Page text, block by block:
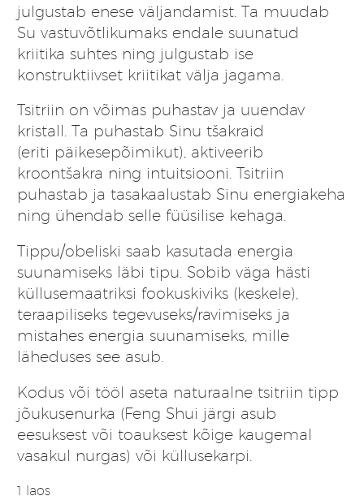
julgustab enese väljandamist. Ta muudab
Su vastuvõtlikumaks endale suunatud
kriitika suhtes ning julgustab ise
konstruktiivset kriitikat välja jagama.
Tsitriin on võimas puhastav ja uuendav
kristall. Ta puhastab Sinu tšakraid
(eriti päikesepõimikut), aktiveerib
kroontšakra ning intuitsiooni. Tsitriin
puhastab ja tasakaalustab Sinu energiakeha
ning ühendab selle füüsilise kehaga.
Tippu/obeliski saab kasutada energia
suunamiseks läbi tipu. Sobib väga hästi
küllusemaatriksi fookuskiviks (keskele),
teraapiliseks tegevuseks/ravimiseks ja
mistahes energia suunamiseks, mille
läheduses see asub.
Kodus või tööl aseta naturaalne tsitriin tipp
jõukusenurka (Feng Shui järgi asub
eesuksest või toauksest kõige kaugemal
vasakul nurgas) või küllusekarpi.
1 laos